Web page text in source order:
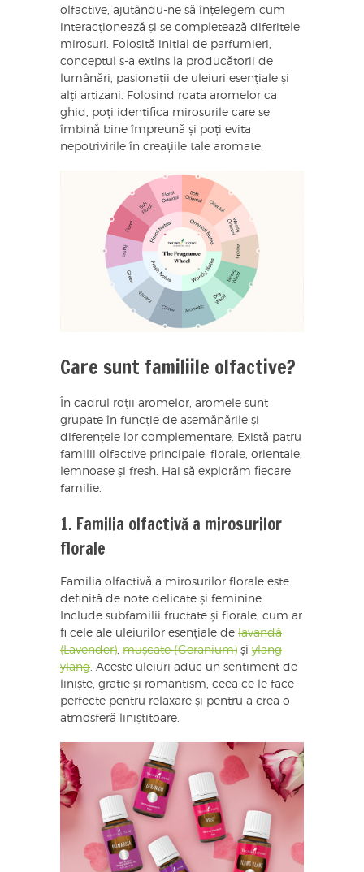
olfactive, ajutându-ne să înțelegem cum
interacționează și se completează diferitele
mirosuri. Folosită inițial de parfumieri,
conceptul s-a extins la producătorii de
lumânări, pasionații de uleiuri esențiale și
alți artizani. Folosind roata aromelor ca
ghid, poți identifica mirosurile care se
îmbină bine împreună și poți evita
nepotrivirile în creațiile tale aromate.
Care sunt familiile olfactive?
În cadrul roții aromelor, aromele sunt
grupate în funcție de asemănările și
diferențele lor complementare. Există patru
familii olfactive principale: florale, orientale,
lemnoase și fresh. Hai să explorăm fiecare
familie.
1. Familia olfactivă a mirosurilor
florale
Familia olfactivă a mirosurilor florale este
definită de note delicate și feminine.
Include subfamilii fructate și florale, cum ar
fi cele ale uleiurilor esențiale de lavandă
(Lavender), mușcate (Geranium) și ylang
ylang. Aceste uleiuri aduc un sentiment de
liniște, grație și romantism, ceea ce le face
perfecte pentru relaxare și pentru a crea o
atmosferă liniștitoare.